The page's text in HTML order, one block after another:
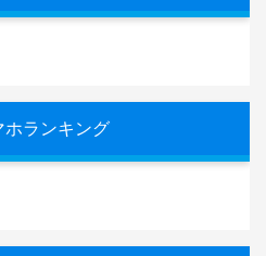
ホランキング